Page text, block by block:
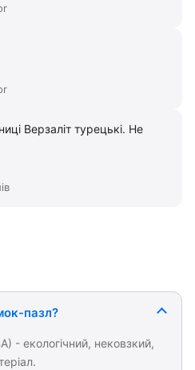
Верзаліт турецькі. Не
пазл?
- екологічний, нековзкий,